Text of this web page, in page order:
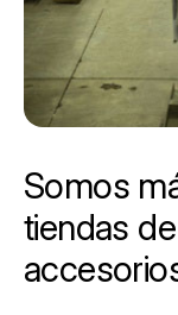
Somos
tiendas